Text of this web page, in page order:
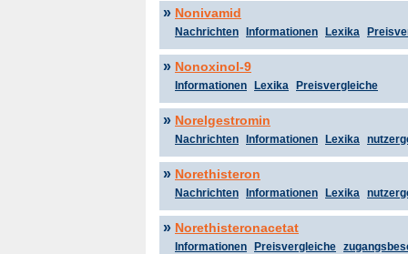
» Nonivamid
Nachrichten Informationen Lexika
» Nonoxinol-9
Informationen Lexika Preisvergleiche
» Norelgestromin
Nachrichten Informationen Lexika
» Norethisteron
Nachrichten Informationen Lexika
» Norethisteronacetat
Informationen Preisvergleiche